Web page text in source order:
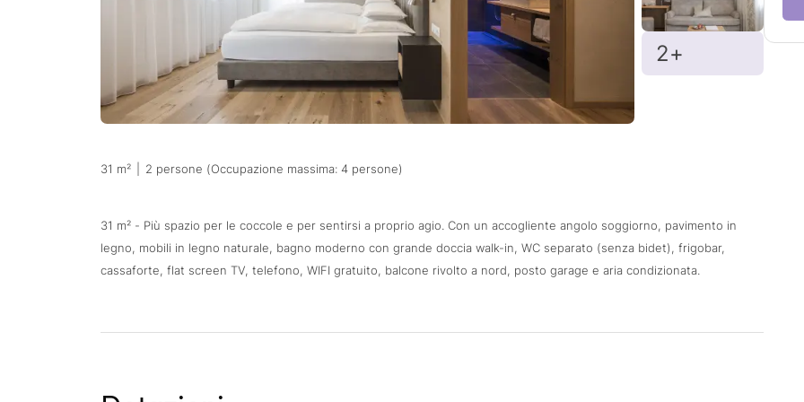
2+
31 m² 2 persone (Occupazione massima: 4 persone)
31 m² - Più spazio per le coccole e per sentirsi a proprio agio. Con un accogliente angolo soggiorno, pavimento in
legno, mobili in legno naturale, bagno moderno con grande doccia walk-in, WC separato (senza bidet), frigobar,
cassaforte, flat screen TV, telefono, WIFI gratuito, balcone rivolto a nord, posto garage e aria condizionata.